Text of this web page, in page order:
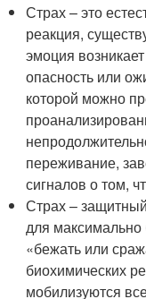
Страх – это
реакция,
эмоция
опасность или
которой можно
переживание,
сигналов о том,
Страх –
для
«бежать или
биохимических
мобилизуются